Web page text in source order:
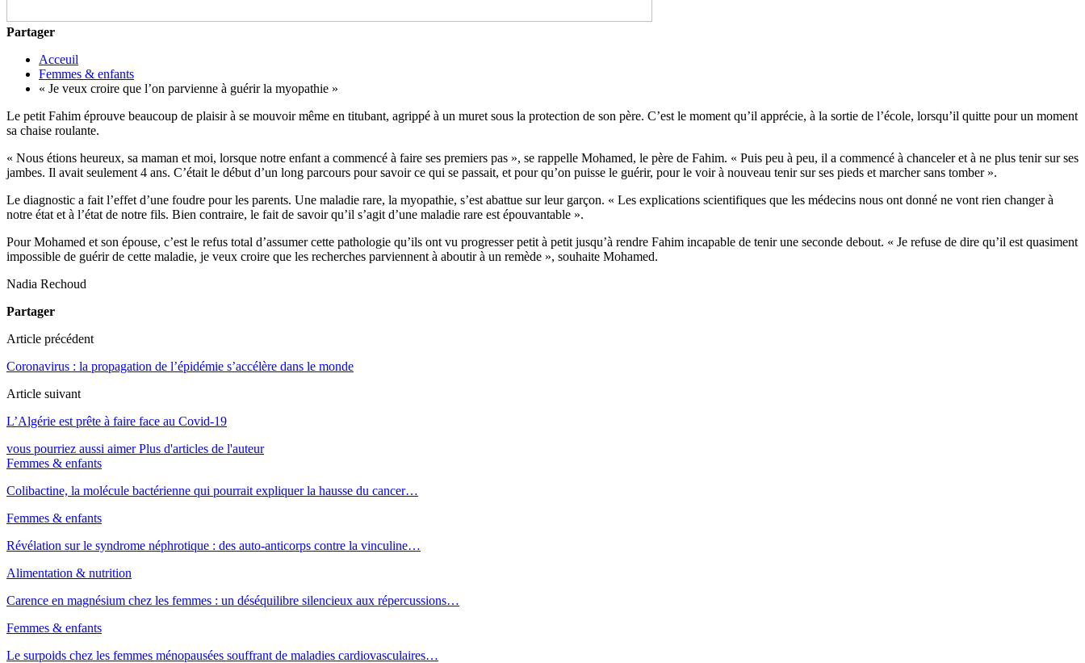
Partager
Acceuil
Femmes & enfants
« Je veux croire que l’on parvienne à guérir la myopathie »
Le petit Fahim éprouve beaucoup de plaisir à se mouvoir même en titubant, agrippé à un muret sous la protection de son père. C’est le moment qu’il apprécie, à la sortie de l’école, lorsqu’il quitte pour un moment
sa chaise roulante.
« Nous étions heureux, sa maman et moi, lorsque notre enfant a commencé à faire ses premiers pas », se rappelle Mohamed, le père de Fahim. « Puis peu à peu, il a commencé à chanceler et à ne plus tenir sur ses
jambes. Il avait seulement 4 ans. C’était le début d’un long parcours pour savoir ce qui se passait, et pour qu’on puisse le guérir, pour le voir à nouveau tenir sur ses pieds et marcher sans tomber ».
Le diagnostic a fait l’effet d’une foudre pour les parents. Une maladie rare, la myopathie, s’est abattue sur leur garçon. « Les explications scientifiques que les médecins nous ont donné ne vont rien changer à
notre état et à l’état de notre fils. Bien contraire, le fait de savoir qu’il s’agit d’une maladie rare est épouvantable ».
Pour Mohamed et son épouse, c’est le refus total d’assumer cette pathologie qu’ils ont vu progresser petit à petit jusqu’à rendre Fahim incapable de tenir une seconde debout. « Je refuse de dire qu’il est quasiment
impossible de guérir de cette maladie, je veux croire que les recherches parviennent à aboutir à un remède », souhaite Mohamed.
Nadia Rechoud
Partager
Article précédent
Coronavirus : la propagation de l’épidémie s’accélère dans le monde
Article suivant
L’Algérie est prête à faire face au Covid-19
vous pourriez aussi aimer Plus d'articles de l'auteur
Femmes & enfants
Colibactine, la molécule bactérienne qui pourrait expliquer la hausse du cancer…
Femmes & enfants
Révélation sur le syndrome néphrotique : des auto-anticorps contre la vinculine…
Alimentation & nutrition
Carence en magnésium chez les femmes : un déséquilibre silencieux aux répercussions…
Femmes & enfants
Le surpoids chez les femmes ménopausées souffrant de maladies cardiovasculaires…